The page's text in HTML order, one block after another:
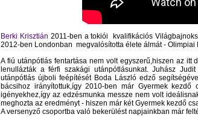
Berki Krisztián 2011-ben a tokiói kvalifikációs
2012-ben Londonban megvalósította élete álmát - Olimpiai
A fiú utánpótlás fentartása nem volt egyszerű,hiszen az
lenullázták a férfi szakági utánpótlásunkat. Juhász
utánpótlás újboli feépítését Boda László edző
bácsihoz irányítottuk,így 2010-ben már Gyermek
igényekhez,így az edzésmunka messze nem volt
meghozta az eredményt - hiszen már két Gyermek kezdő
A versenyző csoportba való bekerülést napjainkban már